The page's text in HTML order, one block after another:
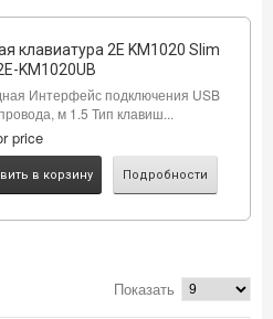
клавиатура 2E KM1020 Slim
KM1020UB
Интерфейс подключения USB
м 1.5 Тип клавиш...
price
в корзину Подробности
Показать